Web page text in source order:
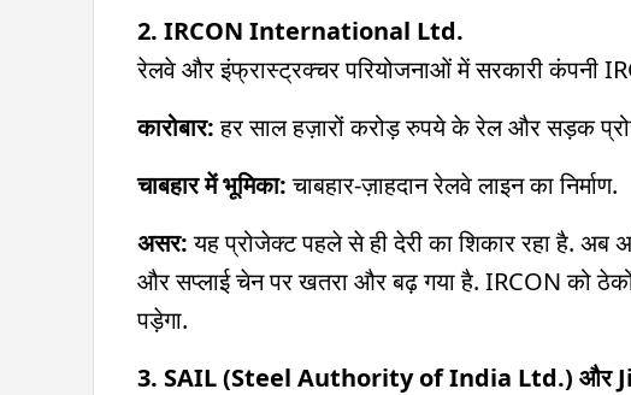
2. IRCON International Ltd.
रेलवे और इंफ्रास्ट्रक्चर परियोजनाओं में सरकारी कंपनी
कारोबार:हर साल हज़ारों करोड़ रुपये के रेल और सड़क
चाबहार में भूमिका:चाबहार-ज़ाहदान रेलवे लाइन का निर्माण.
असर:यह प्रोजेक्ट पहले से ही देरी का शिकार रहा है.
और सप्लाई चेन पर खतरा और बढ़ गया है. IRCON को
पड़ेगा.
3. SAIL (Steel Authority of India Ltd.) और